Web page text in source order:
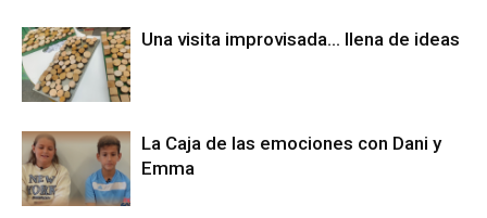
Una visita improvisada… llena de ideas
La Caja de las emociones con Dani y
Emma